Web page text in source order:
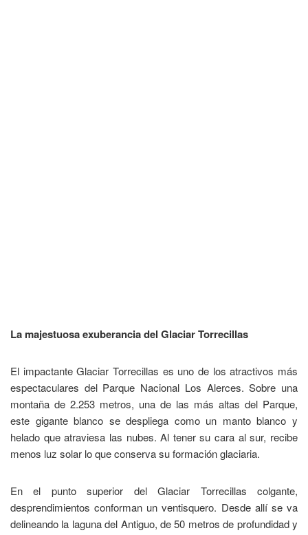
La majestuosa exuberancia del Glaciar Torrecillas
El impactante Glaciar Torrecillas es uno de los atractivos más
espectaculares del Parque Nacional Los Alerces. Sobre una
montaña de 2.253 metros, una de las más altas del Parque,
este gigante blanco se despliega como un manto blanco y
helado que atraviesa las nubes. Al tener su cara al sur, recibe
menos luz solar lo que conserva su formación glaciaria.
En el punto superior del Glaciar Torrecillas colgante,
desprendimientos conforman un ventisquero. Desde allí se va
delineando la laguna del Antiguo, de 50 metros de profundidad y